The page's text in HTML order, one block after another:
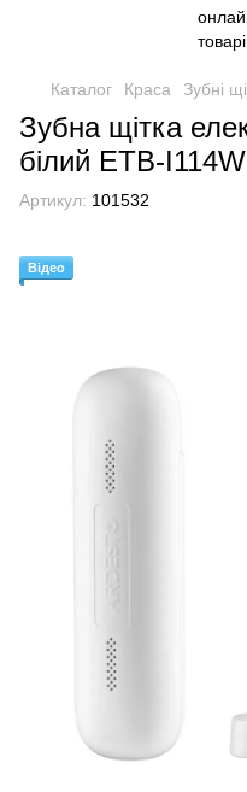
Каталог Краса Зубні
Зубна щітка
білий ETB-I114W
Артикул: 101532
Відео